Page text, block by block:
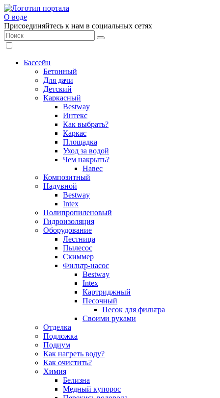
О воде
Присоединяйтесь к нам в социальных сетях
Бассейн
Бетонный
Для дачи
Детский
Каркасный
Bestway
Интекс
Как выбрать?
Каркас
Площадка
Уход за водой
Чем накрыть?
Навес
Композитный
Надувной
Bestway
Intex
Полипропиленовый
Гидроизоляция
Оборудование
Лестница
Пылесос
Скиммер
Фильтр-насос
Bestway
Intex
Картриджный
Песочный
Песок для фильтра
Своими руками
Отделка
Подложка
Подиум
Как нагреть воду?
Как очистить?
Химия
Белизна
Медный купорос